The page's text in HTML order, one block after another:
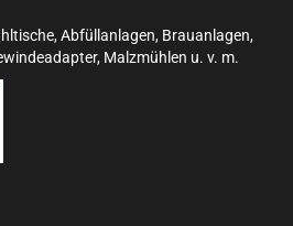
Abfüllanlagen, Brauanlagen,
Malzmühlen u. v. m.